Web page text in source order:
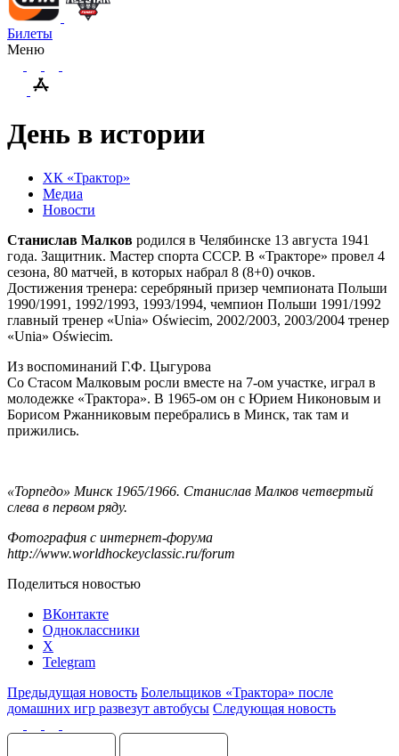
Билеты
Меню
День в истории
ХК «Трактор»
Медиа
Новости
Станислав Малков родился в Челябинске 13 августа 1941
года. Защитник. Мастер спорта СССР. В «Тракторе» провел 4
сезона, 80 матчей, в которых набрал 8 (8+0) очков.
Достижения тренера: серебряный призер чемпионата Польши
1990/1991, 1992/1993, 1993/1994, чемпион Польши 1991/1992
главный тренер «Unia» Oświecim, 2002/2003, 2003/2004 тренер
«Unia» Oświecim.
Из воспоминаний Г.Ф. Цыгурова
Со Стасом Малковым росли вместе на 7-ом участке, играл в
молодежке «Трактора». В 1965-ом он с Юрием Никоновым и
Борисом Ржанниковым перебрались в Минск, так там и
прижились.
«Торпедо» Минск 1965/1966. Станислав Малков четвертый
слева в первом ряду.
Фотография с интернет-форума
http://www.worldhockeyclassic.ru/forum
Поделиться новостью
ВКонтакте
Одноклассники
X
Telegram
Предыдущая новость Болельщиков «Трактора» после
домашних игр развезут автобусы Следующая новость